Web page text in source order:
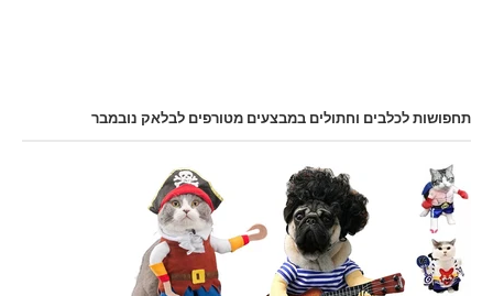
תחפושות לכלבים וחתולים במבצעים מטורפים לבלאק נובמבר